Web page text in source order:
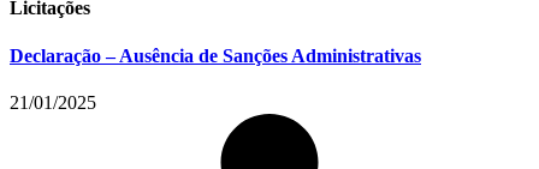
Licitações
Declaração – Ausência de Sanções Administrativas
21/01/2025